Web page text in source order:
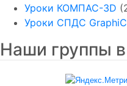
Уроки КОМПАС-3D
Уроки СПДС
Наши группы